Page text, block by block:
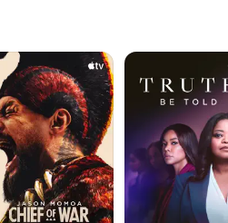
Truth
Told